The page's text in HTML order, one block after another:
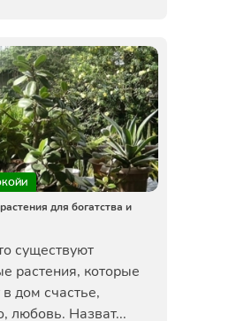
для богатства и
существуют
растения, которые
дом счастье,
любовь. Назват...